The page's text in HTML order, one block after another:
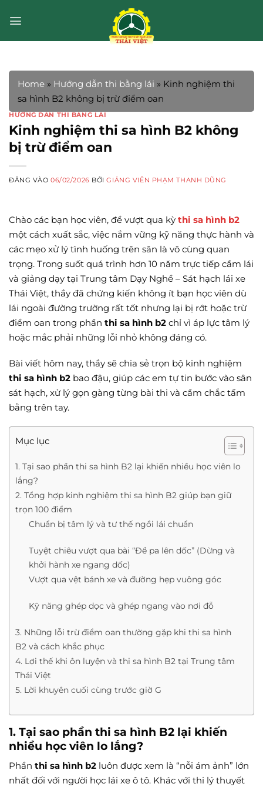
qua
Home » Hướng dẫn thi bằng lái » Kinh nghiệm thi
sa hình B2 không bị trừ điểm oan
HƯỚNG DẪN THI BẰNG LÁI
Kinh nghiệm thi sa hình B2 không
bị trừ điểm oan
ĐĂNG VÀO06/02/2026 BỞIGIẢNG VIÊN PHẠM THANH DŨNG
Chào các bạn học viên, để vượt qua kỳ thi sa hình b2
một cách xuất sắc, việc nắm vững kỹ năng thực hành và
các mẹo xử lý tình huống trên sân là vô cùng quan
trọng. Trong suốt quá trình hơn 10 năm trực tiếp cầm lái
và giảng dạy tại Trung tâm Dạy Nghề – Sát hạch lái xe
Thái Việt, thầy đã chứng kiến không ít bạn học viên dù
lái ngoài đường trường rất tốt nhưng lại bị rớt hoặc trừ
điểm oan trong phần thi sa hình b2 chỉ vì áp lực tâm lý
hoặc mắc phải những lỗi nhỏ không đáng có.
Bài viết hôm nay, thầy sẽ chia sẻ trọn bộ kinh nghiệm
thi sa hình b2 bao đậu, giúp các em tự tin bước vào sân
sát hạch, xử lý gọn gàng từng bài thi và cầm chắc tấm
bằng trên tay.
Mục lục
1. Tại sao phần thi sa hình B2 lại khiến nhiều học viên lo
lắng?
2. Tổng hợp kinh nghiệm thi sa hình B2 giúp bạn giữ
trọn 100 điểm
Chuẩn bị tâm lý và tư thế ngồi lái chuẩn
Tuyệt chiêu vượt qua bài “Đề pa lên dốc” (Dừng và
khởi hành xe ngang dốc)
Vượt qua vệt bánh xe và đường hẹp vuông góc
Kỹ năng ghép dọc và ghép ngang vào nơi đỗ
3. Những lỗi trừ điểm oan thường gặp khi thi sa hình
B2 và cách khắc phục
4. Lợi thế khi ôn luyện và thi sa hình B2 tại Trung tâm
Thái Việt
5. Lời khuyên cuối cùng trước giờ G
1. Tại sao phần thi sa hình B2 lại khiến
nhiều học viên lo lắng?
Phần thi sa hình b2 luôn được xem là “nỗi ám ảnh” lớn
nhất đối với người học lái xe ô tô. Khác với thi lý thuyết